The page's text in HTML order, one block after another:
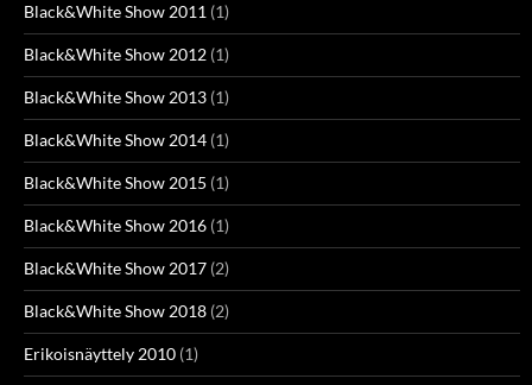
Black&White Show 2011 (1)
Black&White Show 2012 (1)
Black&White Show 2013 (1)
Black&White Show 2014 (1)
Black&White Show 2015 (1)
Black&White Show 2016 (1)
Black&White Show 2017 (2)
Black&White Show 2018 (2)
Erikoisnäyttely 2010 (1)